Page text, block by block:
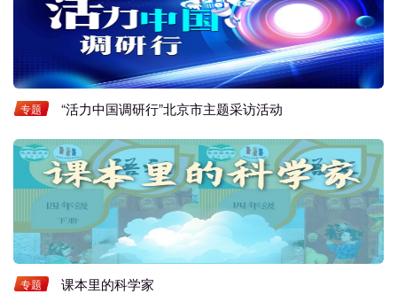
专题 “活力中国调研行”北京市主题采访活动
专题 课本里的科学家